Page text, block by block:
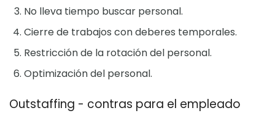
No lleva tiempo buscar personal.
Cierre de trabajos con deberes temporales.
Restricción de la rotación del personal.
Optimización del personal.
Outstaffing - contras para el empleado